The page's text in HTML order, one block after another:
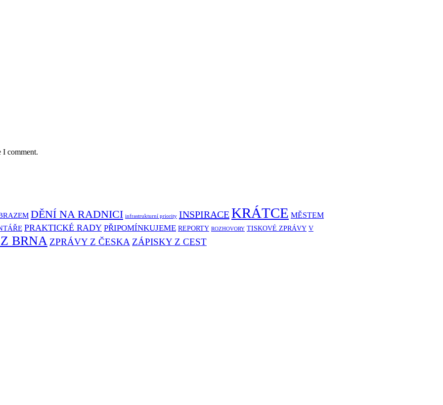
I comment.
DĚNÍ NA RADNICI infrastrukturní priority INSPIRACEKRÁTCE MĚSTEM
PRAKTICKÉ RADY PŘIPOMÍNKUJEME REPORTY ROZHOVORY TISKOVÉ ZPRÁVY V
BRNA ZPRÁVY Z ČESKA ZÁPISKY Z CEST